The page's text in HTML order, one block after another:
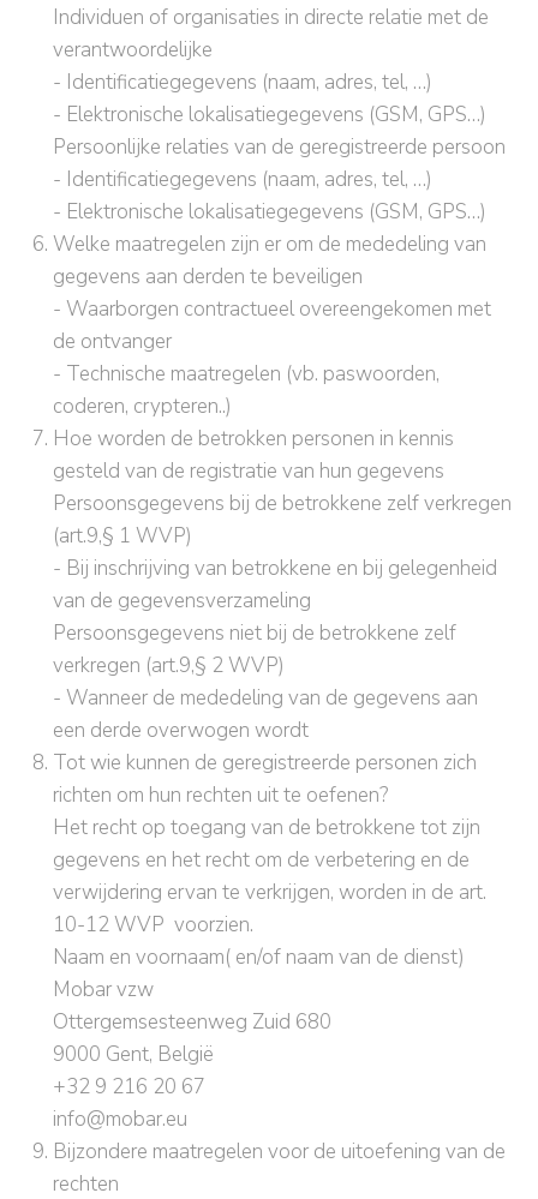
Individuen of organisaties in directe relatie met de
verantwoordelijke
- Identificatiegegevens (naam, adres, tel, …)
- Elektronische lokalisatiegegevens (GSM, GPS…)
Persoonlijke relaties van de geregistreerde persoon
- Identificatiegegevens (naam, adres, tel, …)
- Elektronische lokalisatiegegevens (GSM, GPS…)
Welke maatregelen zijn er om de mededeling van
gegevens aan derden te beveiligen
- Waarborgen contractueel overeengekomen met
de ontvanger
- Technische maatregelen (vb. paswoorden,
coderen, crypteren..)
Hoe worden de betrokken personen in kennis
gesteld van de registratie van hun gegevens
Persoonsgegevens bij de betrokkene zelf verkregen
(art.9,§ 1 WVP)
- Bij inschrijving van betrokkene en bij gelegenheid
van de gegevensverzameling
Persoonsgegevens niet bij de betrokkene zelf
verkregen (art.9,§ 2 WVP)
- Wanneer de mededeling van de gegevens aan
een derde overwogen wordt
Tot wie kunnen de geregistreerde personen zich
richten om hun rechten uit te oefenen?
Het recht op toegang van de betrokkene tot zijn
gegevens en het recht om de verbetering en de
verwijdering ervan te verkrijgen, worden in de art.
10-12 WVP voorzien.
Naam en voornaam( en/of naam van de dienst)
Mobar vzw
Ottergemsesteenweg Zuid 680
9000 Gent, België
+32 9 216 20 67
info@mobar.eu
Bijzondere maatregelen voor de uitoefening van de
rechten